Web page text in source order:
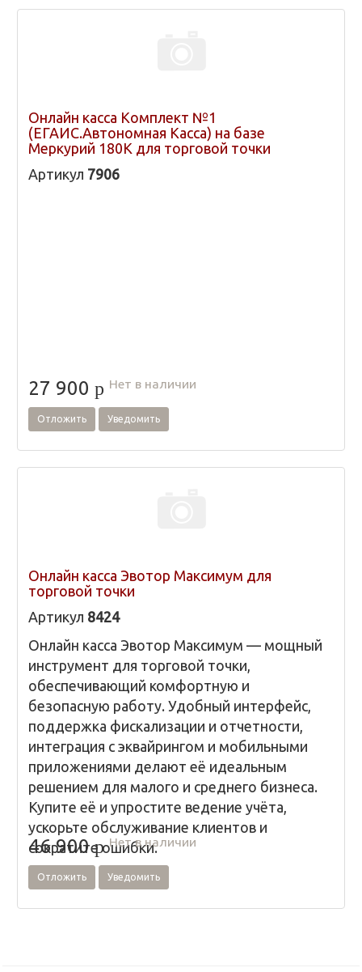
Онлайн касса Комплект №1
(ЕГАИС.Автономная Касса) на базе
Меркурий 180К для торговой точки
Артикул 7906
27 900 p Нет в наличии
Отложить Уведомить
Онлайн касса Эвотор Максимум для
торговой точки
Артикул 8424
Онлайн касса Эвотор Максимум — мощный
инструмент для торговой точки,
обеспечивающий комфортную и
безопасную работу. Удобный интерфейс,
поддержка фискализации и отчетности,
интеграция с эквайрингом и мобильными
приложениями делают её идеальным
решением для малого и среднего бизнеса.
Купите её и упростите ведение учёта,
ускорьте обслуживание клиентов и
сократите ошибки.
46 900p Нет в наличии
Отложить Уведомить